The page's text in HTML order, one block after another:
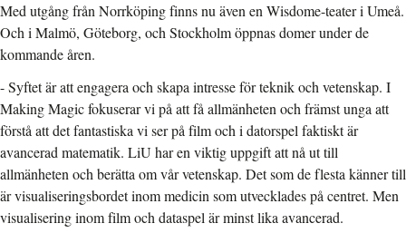
Med utgång från Norrköping finns nu även en Wisdome-teater i Umeå.
Och i Malmö, Göteborg, och Stockholm öppnas domer under de
kommande åren.
- Syftet är att engagera och skapa intresse för teknik och vetenskap. I
Making Magic fokuserar vi på att få allmänheten och främst unga att
förstå att det fantastiska vi ser på film och i datorspel faktiskt är
avancerad matematik. LiU har en viktig uppgift att nå ut till
allmänheten och berätta om vår vetenskap. Det som de flesta känner till
är visualiseringsbordet inom medicin som utvecklades på centret. Men
visualisering inom film och dataspel är minst lika avancerad.